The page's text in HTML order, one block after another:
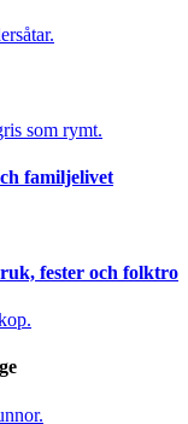
familjelivet
fester och folktro